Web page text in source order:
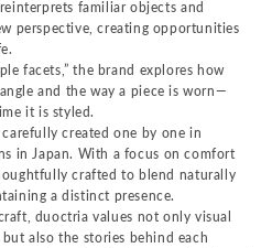
familiar objects and
perspective, creating opportunities
facets,” the brand explores how
and the way a piece is worn—
it is styled.
created one by one in
in Japan. With a focus on comfort
crafted to blend naturally
a distinct presence.
duoctria values not only visual
also the stories behind each